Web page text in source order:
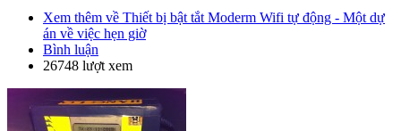
Xem thêm về Thiết bị bật tắt Moderm Wifi tự động - Một dự
án về việc hẹn giờ
Bình luận
26748 lượt xem